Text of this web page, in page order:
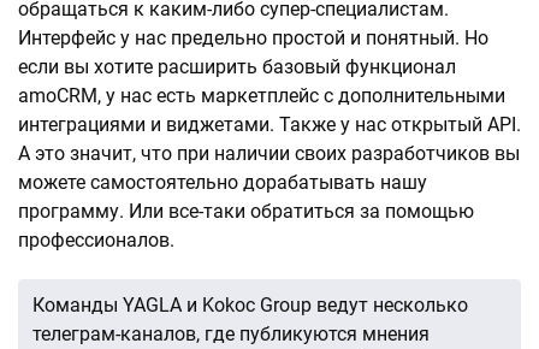
обращаться к каким-либо супер-специалистам.
Интерфейс у нас предельно простой и понятный. Но
если вы хотите расширить базовый функционал
amoCRM, у нас есть маркетплейс с дополнительными
интеграциями и виджетами. Также у нас открытый API.
А это значит, что при наличии своих разработчиков вы
можете самостоятельно дорабатывать нашу
программу. Или все-таки обратиться за помощью
профессионалов.
Команды YAGLA и Kokoc Group ведут несколько
телеграм-каналов, где публикуются мнения